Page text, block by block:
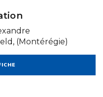
(Montérégie)